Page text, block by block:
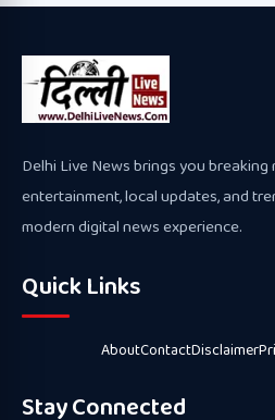
Delhi Live News brings you
entertainment, local updates, and
modern digital news experience.
Quick Links
AboutContactDisclaimer
Stay Connected